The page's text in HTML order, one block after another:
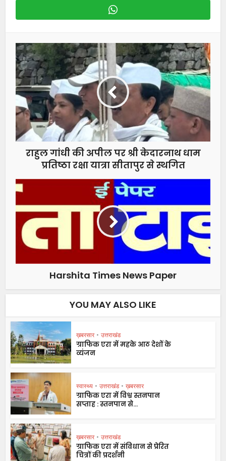
राहुल गांधी की अपील पर श्री केदारनाथ धाम
प्रतिष्ठा रक्षा यात्रा सीतापुर से स्थगित
Harshita Times News Paper
YOU MAY ALSO LIKE
ख़बरसार • उत्तराखंड
ग्राफिक एरा में महके आठ देशों के
व्यंजन
स्वास्थ्य • उत्तराखंड • ख़बरसार
ग्राफिक एरा में विश्व स्तनपान
सप्ताह : स्तनपान से...
ख़बरसार • उत्तराखंड
ग्राफिक एरा में संविधान से प्रेरित
चित्रों की प्रदर्शनी